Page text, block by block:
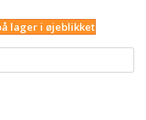
lager i øjeblikket